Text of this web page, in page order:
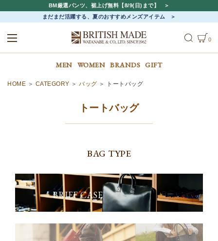
BM厳選パンツ、裾上げ無料【8/9(日)まで】
まだまだ活躍する、夏のおすすめメンズアイテム
0
MEN WOMEN BRANDS GIFT
HOME CATEGORY バッグ トートバッグ
トートバッグ
BAG TYPE
BRIEF CASE